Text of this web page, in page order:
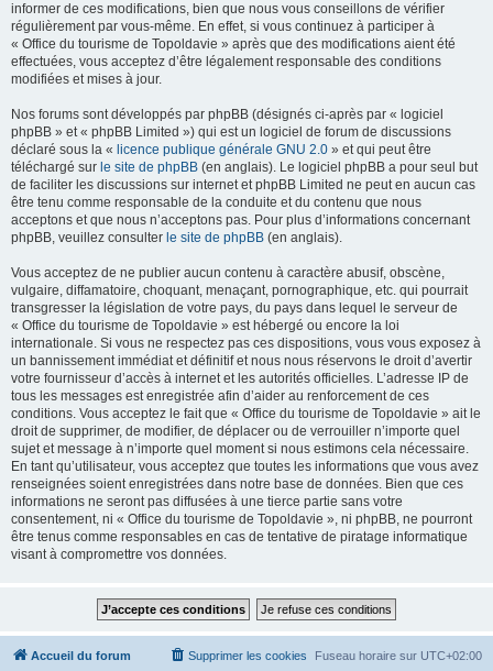
informer de ces modifications, bien que nous vous conseillons de vérifier
régulièrement par vous-même. En effet, si vous continuez à participer à
« Office du tourisme de Topoldavie » après que des modifications aient été
effectuées, vous acceptez d’être légalement responsable des conditions
modifiées et mises à jour.
Nos forums sont développés par phpBB (désignés ci-après par « logiciel
phpBB » et « phpBB Limited ») qui est un logiciel de forum de discussions
déclaré sous la « licence publique générale GNU 2.0 » et qui peut être
téléchargé sur le site de phpBB (en anglais). Le logiciel phpBB a pour seul but
de faciliter les discussions sur internet et phpBB Limited ne peut en aucun cas
être tenu comme responsable de la conduite et du contenu que nous
acceptons et que nous n’acceptons pas. Pour plus d’informations concernant
phpBB, veuillez consulter le site de phpBB (en anglais).
Vous acceptez de ne publier aucun contenu à caractère abusif, obscène,
vulgaire, diffamatoire, choquant, menaçant, pornographique, etc. qui pourrait
transgresser la législation de votre pays, du pays dans lequel le serveur de
« Office du tourisme de Topoldavie » est hébergé ou encore la loi
internationale. Si vous ne respectez pas ces dispositions, vous vous exposez à
un bannissement immédiat et définitif et nous nous réservons le droit d’avertir
votre fournisseur d’accès à internet et les autorités officielles. L’adresse IP de
tous les messages est enregistrée afin d’aider au renforcement de ces
conditions. Vous acceptez le fait que « Office du tourisme de Topoldavie » ait le
droit de supprimer, de modifier, de déplacer ou de verrouiller n’importe quel
sujet et message à n’importe quel moment si nous estimons cela nécessaire.
En tant qu’utilisateur, vous acceptez que toutes les informations que vous avez
renseignées soient enregistrées dans notre base de données. Bien que ces
informations ne seront pas diffusées à une tierce partie sans votre
consentement, ni « Office du tourisme de Topoldavie », ni phpBB, ne pourront
être tenus comme responsables en cas de tentative de piratage informatique
visant à compromettre vos données.
Accueil du forum Fuseau horaire sur UTC+02:00
Supprimer les cookies